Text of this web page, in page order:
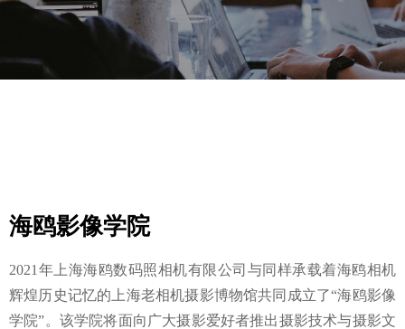
海鸥影像学院
2021年上海海鸥数码照相机有限公司与同样承载着海鸥相机
辉煌历史记忆的上海老相机摄影博物馆共同成立了“海鸥影像
学院”。该学院将面向广大摄影爱好者推出摄影技术与摄影文